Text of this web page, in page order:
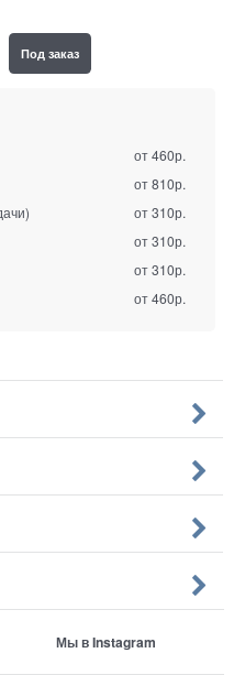
Под заказ
от 460р.
от 810р.
от 310р.
от 310р.
от 310р.
от 460р.
Мы в Instagram